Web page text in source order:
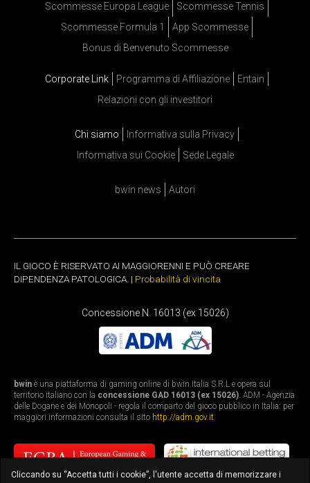
Scommesse Europa League
Scommesse Tennis
Scommesse Formula 1
App Scommesse
Bonus di Benvenuto Scommesse
Corporate Link Programma di Affiliazione
Entain
Relazioni con gli investitori
Chi siamo
Informativa sulla Privacy
Informativa sui Cookie
Sede Legale
bwin news Autori
IL GIOCO È RISERVATO AI MAGGIORENNI E PUÒ CREARE
DIPENDENZA PATOLOGICA. | Probabilità di vincita
Concessione N. 16013 (ex 15026)
bwin è una piattaforma di gaming online di bwin Italia S.R.L e opera sul
territorio italiano con la concessione GAD 16013 (ex 15026). ADM - Agenzia
delle Dogane e dei Monopoli - regola il comparto del gioco pubblico in Italia: per
maggiori informazioni consulta il sito http://adm.gov.it
Cliccando su “Accetta tutti i cookie”, l'utente accetta di memorizzare i